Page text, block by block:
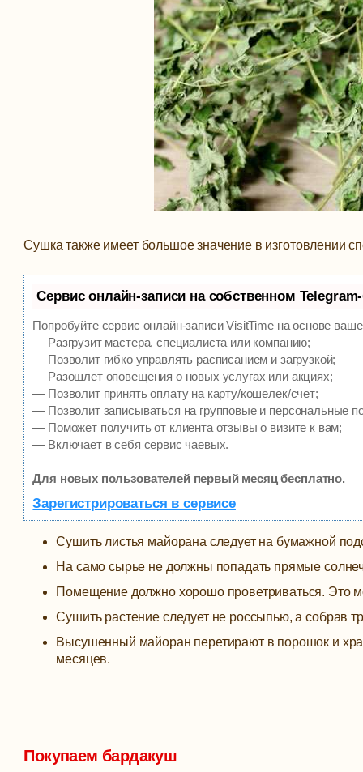
Сушка также имеет большое значение в изготовлении
Сервис онлайн-записи на собственном
Попробуйте сервис онлайн-записи VisitTime на основе
— Разгрузит мастера, специалиста или компанию;
— Позволит гибко управлять расписанием и загрузкой;
— Разошлет оповещения о новых услугах или акциях;
— Позволит принять оплату на карту/кошелек/счет;
— Позволит записываться на групповые и персональные
— Поможет получить от клиента отзывы о визите к вам;
— Включает в себя сервис чаевых.
Для новых пользователей первый месяц бесплатно.
Зарегистрироваться в сервисе
Сушить листья майорана следует на бумажной
На само сырье не должны попадать прямые
Помещение должно хорошо проветриваться. Это
Сушить растение следует не россыпью, а собрав
Высушенный майоран перетирают в порошок и
месяцев.
Покупаем бардакуш